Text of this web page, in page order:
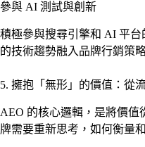
參與 AI 測試與創新
積極參與搜尋引擎和 AI 平
的技術趨勢融入品牌行銷策
5. 擁抱「無形」的價值：從
AEO 的核心邏輯，是將價值
牌需要重新思考，如何衡量